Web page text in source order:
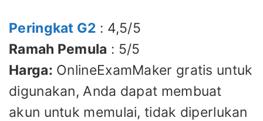
Peringkat G2 : 4,5/5
Ramah Pemula : 5/5
Harga: OnlineExamMaker gratis untuk
digunakan, Anda dapat membuat
akun untuk memulai, tidak diperlukan